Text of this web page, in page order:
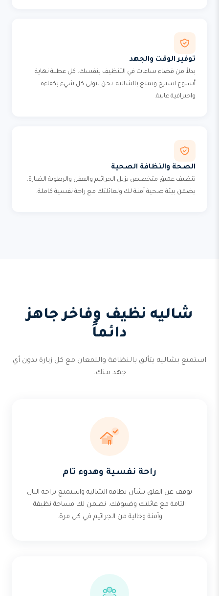
توفير الوقت والجهد
بدلاً من قضاء ساعات في التنظيف بنفسك، كل عطلة نهاية
أسبوع استرخ وتمتع بالشاليه. نحن نتولى كل شيء بكفاءة
واحترافية عالية.
الصحة والنظافة الصحية
تنظيف عميق متخصص يزيل الجراثيم والعفن والرطوبة الضارة.
يضمن بيئة صحية آمنة لك ولعائلتك مع راحة نفسية كاملة.
شاليه نظيف وفاخر جاهز
دائماً
استمتع بشاليه يتألق بالنظافة واللمعان مع كل زيارة بدون أي
جهد منك.
راحة نفسية وهدوء تام
توقف عن القلق بشأن نظافة الشاليه واستمتع براحة البال
التامة مع عائلتك وضيوفك. نضمن لك مساحة نظيفة
وآمنة وخالية من الجراثيم في كل مرة.